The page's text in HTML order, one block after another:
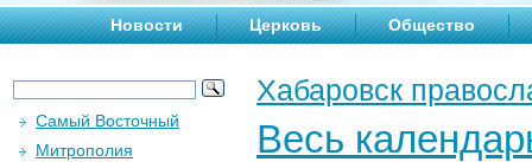
Новости Церковь Общество
Хабаровск
Весь
Самый Восточный
Митрополия